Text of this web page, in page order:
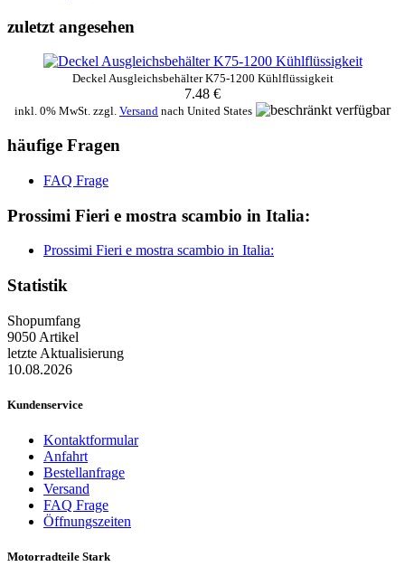
zuletzt angesehen
Deckel Ausgleichsbehälter K75-1200 Kühlflüssigkeit
7.48 €
inkl. 0% MwSt. zzgl. Versand nach United States
häufige Fragen
FAQ Frage
Prossimi Fieri e mostra scambio in Italia:
Prossimi Fieri e mostra scambio in Italia:
Statistik
Shopumfang
9050 Artikel
letzte Aktualisierung
10.08.2026
Kundenservice
Kontaktformular
Anfahrt
Bestellanfrage
Versand
FAQ Frage
Öffnungszeiten
Motorradteile Stark